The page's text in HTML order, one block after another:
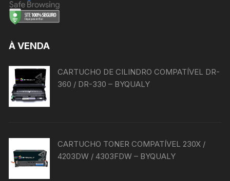
À VENDA
CARTUCHO DE CILINDRO COMPATÍVEL DR-
360 / DR-330 – BYQUALY
CARTUCHO TONER COMPATÍVEL 230X /
4203DW / 4303FDW – BYQUALY